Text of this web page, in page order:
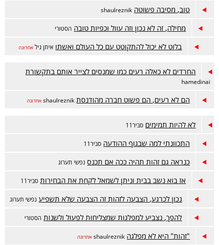
טוב, מסיבה פשוטה shaulreznik
מחילה, זה לא נכון וזה עוול וכפיות טובה הסטורי
בלוט לא יכול להתקוטט עם כל העולם ואשתו איתן גיל אחרונה
החרדים לא כאלה רעים כמו שמנסים לצייר אותם בתקשורת
hamedinai
הם לא רעים, הם פשוט חברה מהודנסת shaulreznik אחרונה
לא להיות תמימים סביר11
התכוונתי למה שבגוף ההודעה סביר11
כנראה גם זהות תהיה ככה אם תכנס נפשי תערוג
אז בוא נשב בבית וניתן לשמאל לקחת את הבחירות סביר11
נכון לכרגע, הצבעה לזהות זה הצבעה שלא תשפיע נפשי תערוג
להפך, נצביע למפלגות שמצליחות לפעול ולשנות הסטורי
"זהות" היא לא מפלגה shaulreznik אחרונה